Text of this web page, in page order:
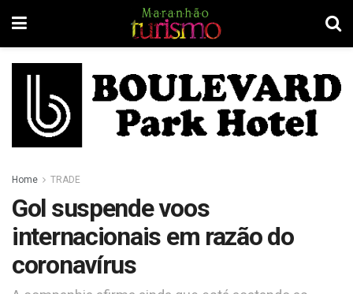
Home TRADE
Gol suspende voos
internacionais em razão do
coronavírus